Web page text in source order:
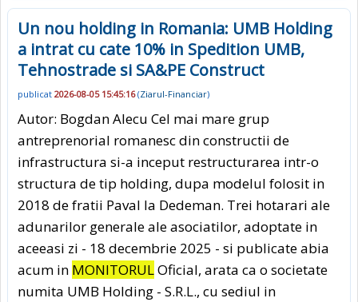
Un nou holding in Romania: UMB Holding
a intrat cu cate 10% in Spedition UMB,
Tehnostrade si SA&PE Construct
publicat 2026-08-05 15:45:16(Ziarul-Financiar)
Autor: Bogdan Alecu Cel mai mare grup
antreprenorial romanesc din constructii de
infrastructura si-a inceput restructurarea intr-o
structura de tip holding, dupa modelul folosit in
2018 de fratii Paval la Dedeman. Trei hotarari ale
adunarilor generale ale asociatilor, adoptate in
aceeasi zi - 18 decembrie 2025 - si publicate abia
acum in MONITORULOficial, arata ca o societate
numita UMB Holding - S.R.L., cu sediul in